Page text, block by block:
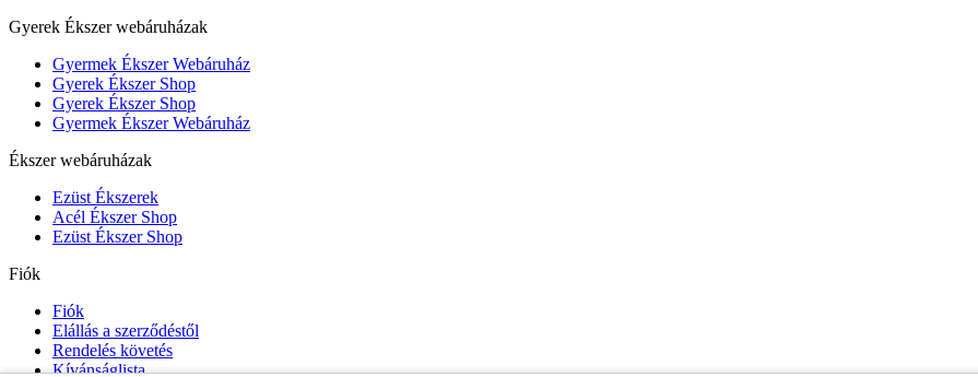
Gyerek Ékszer webáruházak
Gyermek Ékszer Webáruház
Gyerek Ékszer Shop
Gyerek Ékszer Shop
Gyermek Ékszer Webáruház
Ékszer webáruházak
Ezüst Ékszerek
Acél Ékszer Shop
Ezüst Ékszer Shop
Fiók
Fiók
Elállás a szerződéstől
Rendelés követés
Kívánságlista